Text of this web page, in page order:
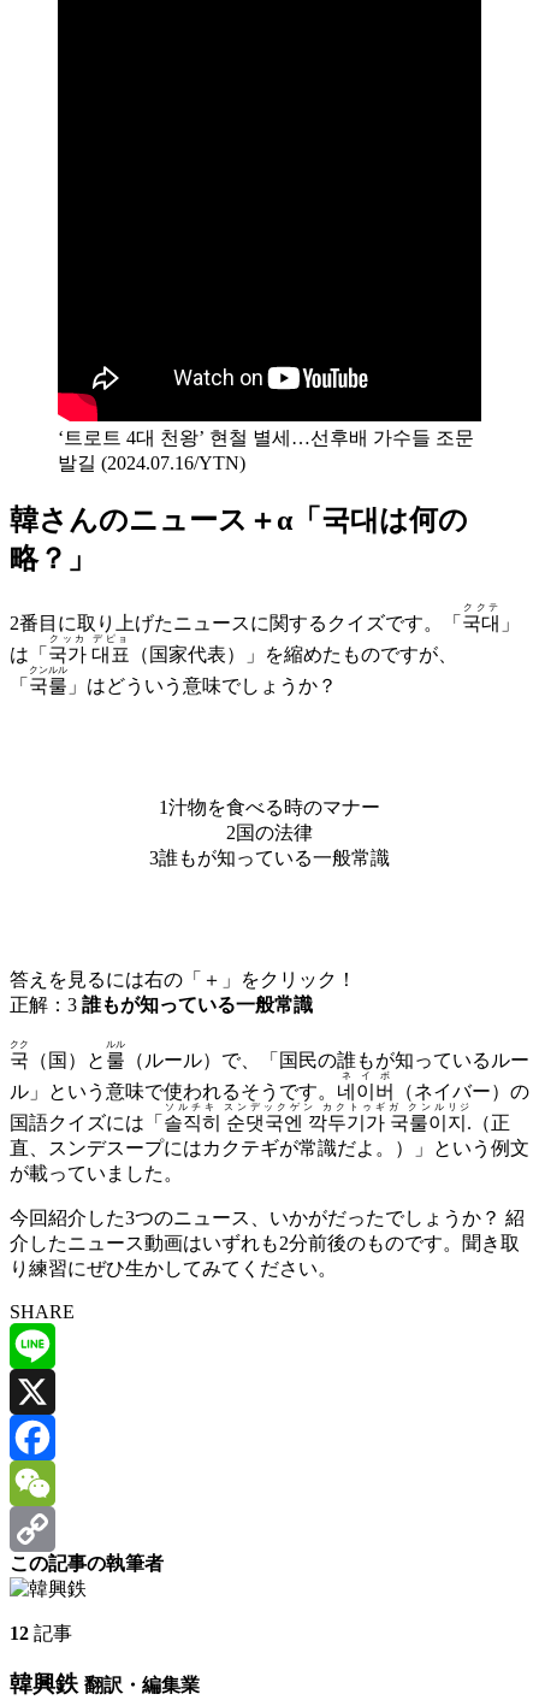
‘트로트 4대 천왕’ 현철 별세…선후배 가수들 조문
발길 (2024.07.16/YTN)
韓さんのニュース＋α「국대は何の
略？」
2番目に取り上げたニュースに関するクイズです。「 국대
ククテ
」
は「 국가 대표
クッカ デピョ
（国家代表）」を縮めたものですが、
「 국룰
クンルル
」はどういう意味でしょうか？
1汁物を食べる時のマナー
2国の法律
3誰もが知っている一般常識
答えを見るには右の「＋」をクリック！
正解： 3 誰もが知っている一般常識
국
クク
（国）と 룰
ルル
（ルール）で、「国民の誰もが知っているルー
ル」という意味で使われるそうです。 네이버
ネイボ
（ネイバー）の
国語クイズには「 솔직히 순댓국엔 깍두기가 국룰이지.
ソルチキ スンデックゲン カクトゥギガ クンルリジ
（正
直、スンデスープにはカクテギが常識だよ。）」という例文
が載っていました。
今回紹介した3つのニュース、いかがだったでしょうか？ 紹
介したニュース動画はいずれも2分前後のものです。聞き取
り練習にぜひ生かしてみてください。
SHARE
Line
X
Facebook
WeChat
Copy
Link
この記事の執筆者
12 記事
韓興鉄 翻訳・編集業